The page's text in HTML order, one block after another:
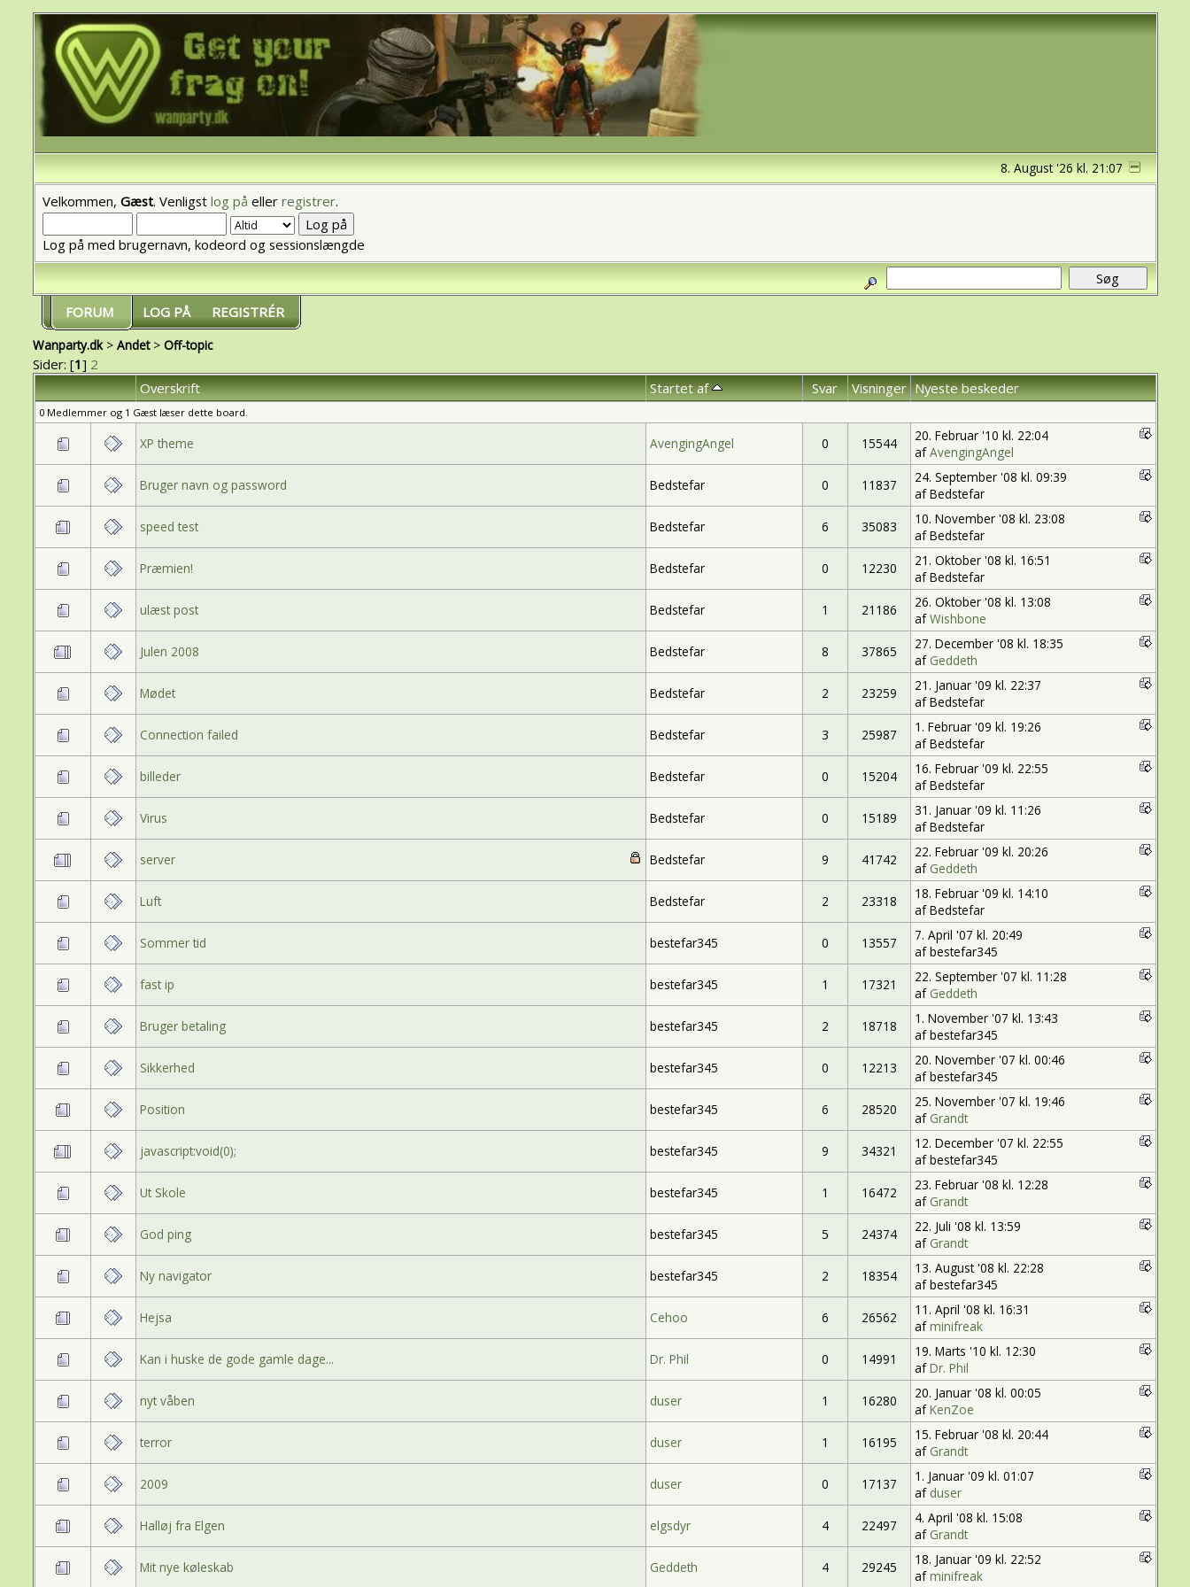
8. August '26 kl. 21:07
Velkommen, Gæst. Venligst log på eller registrer.
Log på med brugernavn, kodeord og sessionslængde
FORUM LOG PÅ REGISTRÉR
Wanparty.dk> Andet> Off-topic
Sider: [1] 2
Overskrift
Startet af Svar Visninger Nyeste beskeder
0 Medlemmer og 1 Gæst læser dette board.
XP theme AvengingAngel 0 15544
20. Februar '10 kl. 22:04
afAvengingAngel
Bruger navn og password
Bedstefar 0 11837
24. September '08 kl. 09:39
af Bedstefar
speed test
Bedstefar 6 35083
10. November '08 kl. 23:08
af Bedstefar
Præmien!
Bedstefar 0 12230
21. Oktober '08 kl. 16:51
af Bedstefar
ulæst post
Bedstefar 1 21186
26. Oktober '08 kl. 13:08
afWishbone
Julen 2008
Bedstefar 8 37865
27. December '08 kl. 18:35
af Geddeth
Mødet
Bedstefar 2 23259
21. Januar '09 kl. 22:37
af Bedstefar
Connection failed
Bedstefar 3 25987
1. Februar '09 kl. 19:26
af Bedstefar
billeder
Bedstefar 0 15204
16. Februar '09 kl. 22:55
af Bedstefar
Virus
Bedstefar 0 15189
31. Januar '09 kl. 11:26
af Bedstefar
server
Bedstefar 9 41742
22. Februar '09 kl. 20:26
af Geddeth
Luft
Bedstefar 2 23318
18. Februar '09 kl. 14:10
af Bedstefar
Sommer tid
bestefar345 0 13557
7. April '07 kl. 20:49
af bestefar345
fast ip
bestefar345 1 17321
22. September '07 kl. 11:28
af Geddeth
Bruger betaling
bestefar345 2 18718
1. November '07 kl. 13:43
af bestefar345
Sikkerhed
bestefar345 0 12213
20. November '07 kl. 00:46
af bestefar345
Position
bestefar345 6 28520
25. November '07 kl. 19:46
af Grandt
javascript:void(0);
bestefar345 9 34321
12. December '07 kl. 22:55
af bestefar345
Ut Skole
bestefar345 1 16472
23. Februar '08 kl. 12:28
af Grandt
God ping
bestefar345 5 24374
22. Juli '08 kl. 13:59
af Grandt
Ny navigator
bestefar345 2 18354
13. August '08 kl. 22:28
af bestefar345
Hejsa
Cehoo 6 26562
11. April '08 kl. 16:31
afminifreak
Kan i huske de gode gamle dage...
Dr. Phil 0 14991
19. Marts '10 kl. 12:30
afDr. Phil
nyt våben
duser 1 16280
20. Januar '08 kl. 00:05
afKenZoe
terror
duser 1 16195
15. Februar '08 kl. 20:44
af Grandt
2009
duser 0 17137
1. Januar '09 kl. 01:07
af duser
Halløj fra Elgen
elgsdyr 4 22497
4. April '08 kl. 15:08
af Grandt
Mit nye køleskab
Geddeth 4 29245
18. Januar '09 kl. 22:52
afminifreak